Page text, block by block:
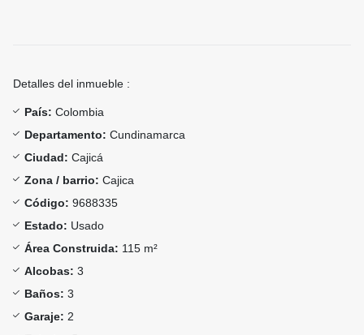
Detalles del inmueble :
País: Colombia
Departamento: Cundinamarca
Ciudad: Cajicá
Zona / barrio: Cajica
Código: 9688335
Estado: Usado
Área Construida: 115 m²
Alcobas: 3
Baños: 3
Garaje: 2